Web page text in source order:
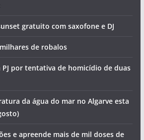
gratuito com saxofone e DJ
de robalos
por tentativa de homicídio de duas
da água do mar no Algarve esta
e apreende mais de mil doses de